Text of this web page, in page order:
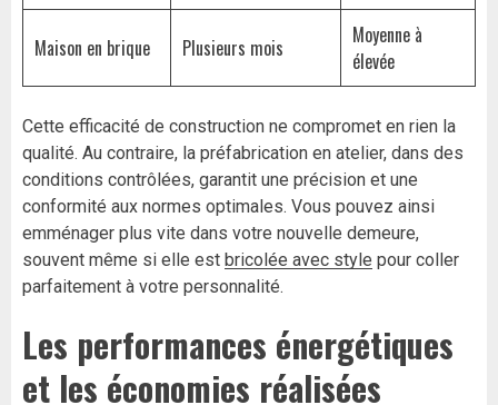
Maison en brique Plusieurs mois
Moyenne à
élevée
Cette efficacité de construction ne compromet en rien la
qualité. Au contraire, la préfabrication en atelier, dans des
conditions contrôlées, garantit une précision et une
conformité aux normes optimales. Vous pouvez ainsi
emménager plus vite dans votre nouvelle demeure,
souvent même si elle est bricolée avec style pour coller
parfaitement à votre personnalité.
Les performances énergétiques
et les économies réalisées